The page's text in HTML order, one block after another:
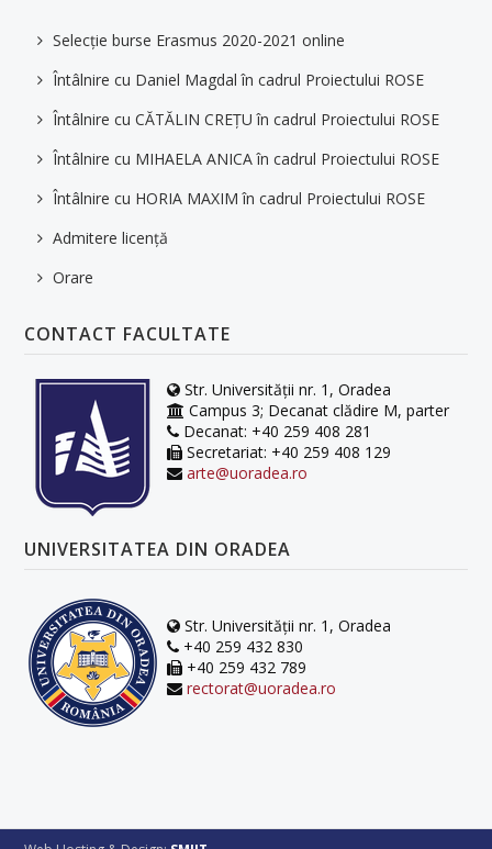
Selecție burse Erasmus 2020-2021 online
Întâlnire cu Daniel Magdal în cadrul Proiectului ROSE
Întâlnire cu CĂTĂLIN CREȚU în cadrul Proiectului ROSE
Întâlnire cu MIHAELA ANICA în cadrul Proiectului ROSE
Întâlnire cu HORIA MAXIM în cadrul Proiectului ROSE
Admitere licență
Orare
CONTACT FACULTATE
Str. Universității nr. 1, Oradea
Campus 3; Decanat clădire M, parter
Decanat: +40 259 408 281
Secretariat: +40 259 408 129
arte@uoradea.ro
UNIVERSITATEA DIN ORADEA
Str. Universității nr. 1, Oradea
+40 259 432 830
+40 259 432 789
rectorat@uoradea.ro